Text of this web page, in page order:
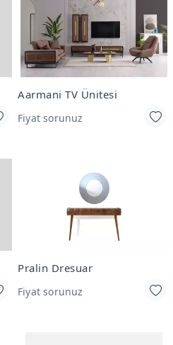
Aarmani TV Ünitesi
Fiyat sorunuz
Pralin Dresuar
Fiyat sorunuz